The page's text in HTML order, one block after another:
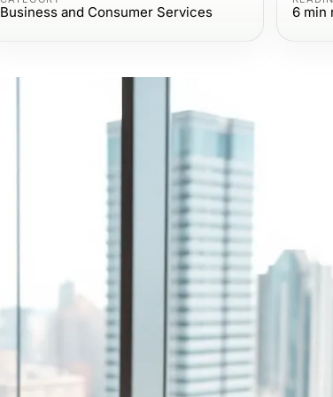
Business and Consumer Services 6 min